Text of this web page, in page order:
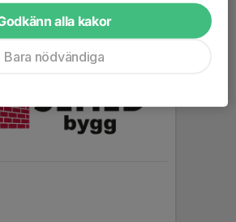
alla kakor
Bara nödvändiga